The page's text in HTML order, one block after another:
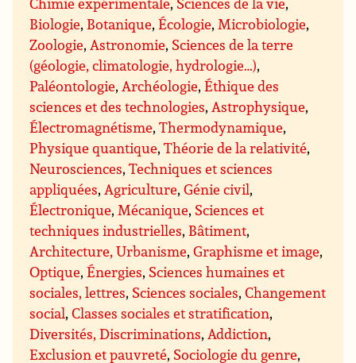
Biologie, Botanique,Écologie, Microbiologie,
Zoologie, Astronomie, Sciences de la terre
(géologie, climatologie, hydrologie…),
Paléontologie, Archéologie,Éthique des
sciences et des technologies, Astrophysique,
Électromagnétisme,Thermodynamique,
Physique quantique,Théorie de la relativité,
Neurosciences,Techniques et sciences
appliquées, Agriculture,Génie civil,
Électronique, Mécanique, Sciences et
techniques industrielles, Bâtiment,
Architecture, Urbanisme,Graphisme et image,
Optique,Énergies, Sciences humaines et
sociales, lettres, Sciences sociales,Changement
social,Classes sociales et stratification,
Diversités, Discriminations, Addiction,
Exclusion et pauvreté, Sociologie du genre,